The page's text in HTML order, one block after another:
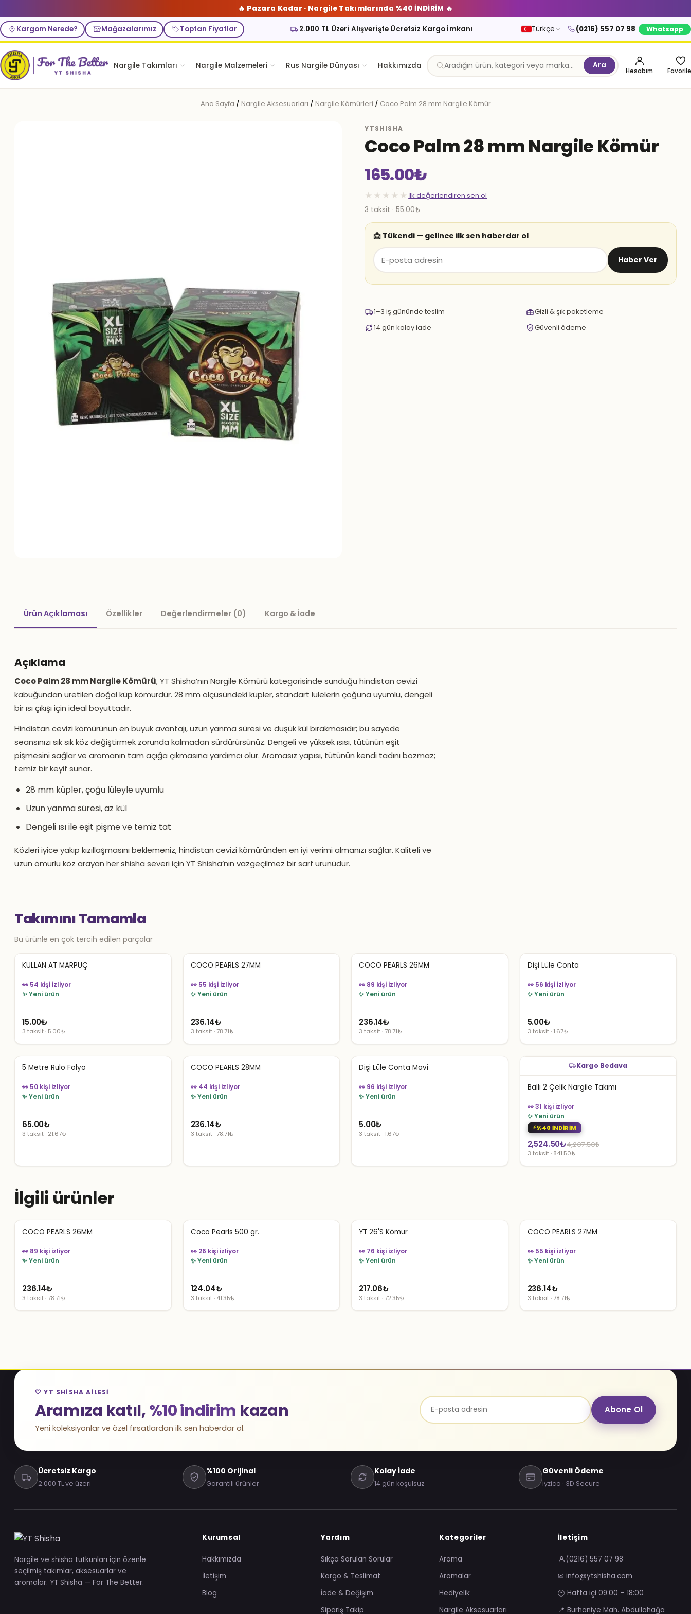
🔥 Pazara Kadar · Nargile Takımlarında %40 İNDİRİM 🔥
Kargom Nerede? Mağazalarımız Toptan Fiyatlar 2.000 TL Üzeri Alışverişte Ücretsiz Kargo İmkanı Türkçe (0216) 557 07 98 Whatsapp
Nargile Takımları Nargile Malzemeleri Rus Nargile Dünyası Hakkımızda Ara
Hesabım
Ana Sayfa / Nargile Aksesuarları / Nargile Kömürleri / Coco Palm 28 mm Nargile Kömür
YTSHISHA
Coco Palm 28 mm Nargile Kömür
165.00₺
★★★★★ İlk değerlendiren sen ol
3 taksit · 55.00₺
📩 Tükendi — gelince ilk sen haberdar ol
Haber Ver
1–3 iş gününde teslim
Gizli & şık paketleme
14 gün kolay iade
Güvenli ödeme
Ürün Açıklaması Özellikler Değerlendirmeler (0) Kargo & İade
Açıklama
Coco Palm 28 mm Nargile Kömürü, YT Shisha’nın Nargile Kömürü kategorisinde sunduğu hindistan cevizi
kabuğundan üretilen doğal küp kömürdür. 28 mm ölçüsündeki küpler, standart lülelerin çoğuna uyumlu, dengeli
bir ısı çıkışı için ideal boyuttadır.
Hindistan cevizi kömürünün en büyük avantajı, uzun yanma süresi ve düşük kül bırakmasıdır; bu sayede
seansınızı sık sık köz değiştirmek zorunda kalmadan sürdürürsünüz. Dengeli ve yüksek ısısı, tütünün eşit
pişmesini sağlar ve aromanın tam açığa çıkmasına yardımcı olur. Aromasız yapısı, tütünün kendi tadını bozmaz;
temiz bir keyif sunar.
28 mm küpler, çoğu lüleyle uyumlu
Uzun yanma süresi, az kül
Dengeli ısı ile eşit pişme ve temiz tat
Közleri iyice yakıp kızıllaşmasını beklemeniz, hindistan cevizi kömüründen en iyi verimi almanızı sağlar. Kaliteli ve
uzun ömürlü köz arayan her shisha severi için YT Shisha’nın vazgeçilmez bir sarf ürünüdür.
Takımını Tamamla
Bu ürünle en çok tercih edilen parçalar
KULLAN AT MARPUÇ
👀 54 kişi izliyor
✨ Yeni ürün
15.00₺
3 taksit · 5.00₺
COCO PEARLS 27MM
👀 55 kişi izliyor
✨ Yeni ürün
236.14₺
3 taksit · 78.71₺
COCO PEARLS 26MM
👀 89 kişi izliyor
✨ Yeni ürün
236.14₺
3 taksit · 78.71₺
Dişi Lüle Conta
👀 56 kişi izliyor
✨ Yeni ürün
5.00₺
3 taksit · 1.67₺
5 Metre Rulo Folyo
👀 50 kişi izliyor
✨ Yeni ürün
65.00₺
3 taksit · 21.67₺
COCO PEARLS 28MM
👀 44 kişi izliyor
✨ Yeni ürün
236.14₺
3 taksit · 78.71₺
Dişi Lüle Conta Mavi
👀 96 kişi izliyor
✨ Yeni ürün
5.00₺
3 taksit · 1.67₺
Kargo Bedava
Ballı 2 Çelik Nargile Takımı
👀 31 kişi izliyor
✨ Yeni ürün
%40 İNDİRİM
4,207.50₺
Orijinal
fiyat:
4,207.50₺.
2,524.50₺
Şu
andaki
fiyat:
3 taksit · 841.50₺
İlgili ürünler
COCO PEARLS 26MM
👀 89 kişi izliyor
✨ Yeni ürün
236.14₺
3 taksit · 78.71₺
Coco Pearls 500 gr.
👀 26 kişi izliyor
✨ Yeni ürün
124.04₺
3 taksit · 41.35₺
YT 26'S Kömür
👀 76 kişi izliyor
✨ Yeni ürün
217.06₺
3 taksit · 72.35₺
COCO PEARLS 27MM
👀 55 kişi izliyor
✨ Yeni ürün
236.14₺
3 taksit · 78.71₺
🤍 YT SHISHA AILESI
Aramıza katıl,%10 indirim kazan
Yeni koleksiyonlar ve özel fırsatlardan ilk sen haberdar ol.
Abone Ol
Ücretsiz Kargo
2.000 TL ve üzeri
%100 Orijinal
Garantili ürünler
Kolay İade
14 gün koşulsuz
Güvenli Ödeme
iyzico · 3D Secure
Nargile ve shisha tutkunları için özenle
seçilmiş takımlar, aksesuarlar ve
aromalar. YT Shisha — For The Better.
Kurumsal
Hakkımızda
İletişim
Blog
Yardım
Sıkça Sorulan Sorular
Kargo & Teslimat
İade & Değişim
Sipariş Takip
Kategoriler
Aroma
Aromalar
Hediyelik
Nargile Aksesuarları
İletişim
(0216) 557 07 98
✉ info@ytshisha.com
🕑 Hafta içi 09:00 – 18:00
📍 Burhaniye Mah. Abdullahağa